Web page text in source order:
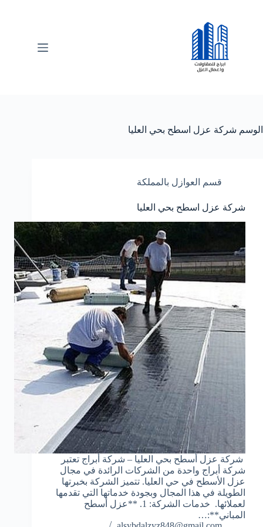
الوسم شركة عزل اسطح بحي العليا
قسم العوازل بالمملكة
شركة عزل اسطح بحي العليا
شركة عزل أسطح بحي العليا – شركة أبراج تعتبر
شركة أبراج واحدة من الشركات الرائدة في مجال
عزل الأسطح في حي العليا. تتميز الشركة بخبرتها
الطويلة في هذا المجال وبجودة خدماتها التي تقدمها
لعملائها. خدمات الشركة: 1. **عزل أسطح
المباني**:…